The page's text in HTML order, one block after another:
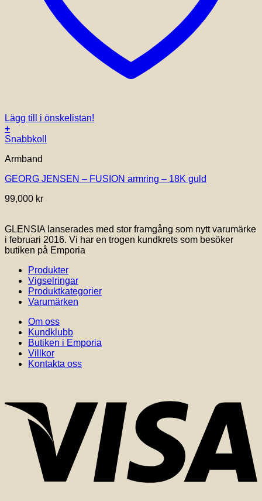
Lägg till i önskelistan!
+
Den
produkten
flera
De
kan
väljas
på
produktsidan
Snabbkoll
Armband
GEORG JENSEN – FUSION armring – 18K guld
99,000 kr
GLENSIA lanserades med stor framgång som nytt varumärke
i februari 2016. Vi har en trogen kundkrets som besöker
butiken på Emporia
Produkter
Vigselringar
Produktkategorier
Varumärken
Om oss
Kundklubb
Butiken i Emporia
Villkor
Kontakta oss